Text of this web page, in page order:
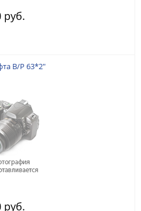
руб.
В/Р 63*2"
руб.